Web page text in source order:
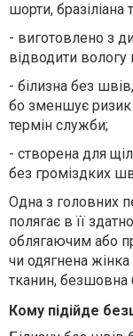
шорти, бразіліана
- виготовлено з
відводити вологу
- білизна без
бо зменшує ризик
термін служби;
- створена для
без громіздких
Одна з головних
полягає в її
облягаючим або
чи одягнена жінка
тканин, безшовна
Кому підійде